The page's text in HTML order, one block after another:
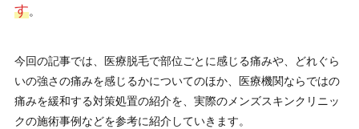
す。
今回の記事では、医療脱毛で部位ごとに感じる痛みや、どれぐら
いの強さの痛みを感じるかについてのほか、医療機関ならではの
痛みを緩和する対策処置の紹介を、実際のメンズスキンクリニッ
クの施術事例などを参考に紹介していきます。